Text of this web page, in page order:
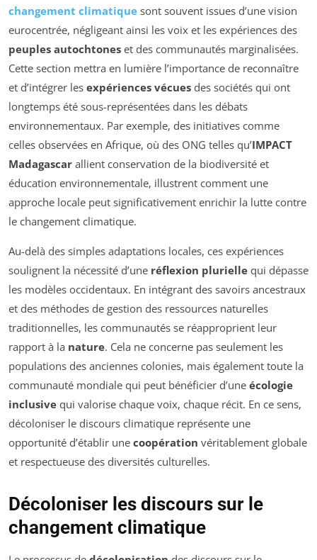
changement climatique sont souvent issues d’une vision
eurocentrée, négligeant ainsi les voix et les expériences des
peuples autochtones et des communautés marginalisées.
Cette section mettra en lumière l’importance de reconnaître
et d’intégrer les expériences vécues des sociétés qui ont
longtemps été sous-représentées dans les débats
environnementaux. Par exemple, des initiatives comme
celles observées en Afrique, où des ONG telles qu’IMPACT
Madagascar allient conservation de la biodiversité et
éducation environnementale, illustrent comment une
approche locale peut significativement enrichir la lutte contre
le changement climatique.
Au-delà des simples adaptations locales, ces expériences
soulignent la nécessité d’une réflexion plurielle qui dépasse
les modèles occidentaux. En intégrant des savoirs ancestraux
et des méthodes de gestion des ressources naturelles
traditionnelles, les communautés se réapproprient leur
rapport à la nature. Cela ne concerne pas seulement les
populations des anciennes colonies, mais également toute la
communauté mondiale qui peut bénéficier d’une écologie
inclusive qui valorise chaque voix, chaque récit. En ce sens,
décoloniser le discours climatique représente une
opportunité d’établir une coopération véritablement globale
et respectueuse des diversités culturelles.
Décoloniser les discours sur le
changement climatique